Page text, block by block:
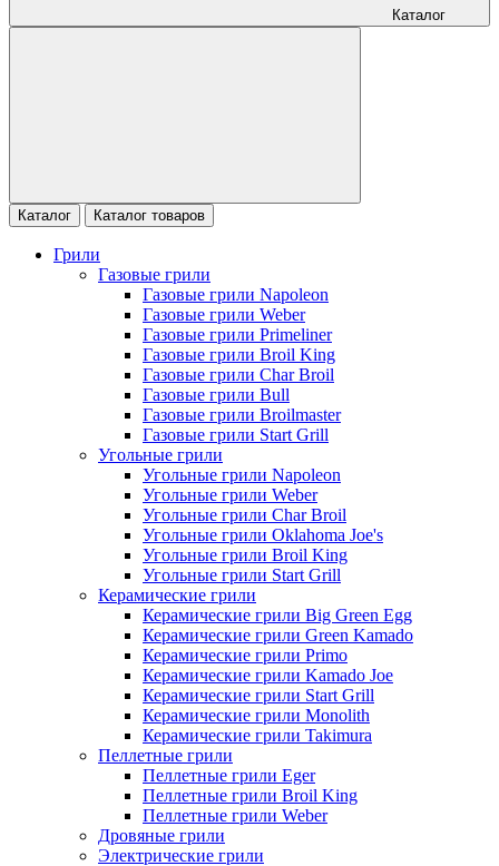
Каталог
Каталог Каталог товаров
Грили
Газовые грили
Газовые грили Napoleon
Газовые грили Weber
Газовые грили Primeliner
Газовые грили Broil King
Газовые грили Char Broil
Газовые грили Bull
Газовые грили Broilmaster
Газовые грили Start Grill
Угольные грили
Угольные грили Napoleon
Угольные грили Weber
Угольные грили Char Broil
Угольные грили Oklahoma Joe's
Угольные грили Broil King
Угольные грили Start Grill
Керамические грили
Керамические грили Big Green Egg
Керамические грили Green Kamado
Керамические грили Primo
Керамические грили Kamado Joe
Керамические грили Start Grill
Керамические грили Monolith
Керамические грили Takimura
Пеллетные грили
Пеллетные грили Eger
Пеллетные грили Broil King
Пеллетные грили Weber
Дровяные грили
Электрические грили